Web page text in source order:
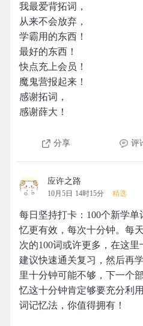
我最爱背拓词，
从来不会放弃，
学霸用的东西！
最好的东西！
快点充上会员！
魔鬼营报起来！
感谢拓词，
感谢薛大！
分享 评
应许之路
10月5日 14时15分 精选
每日坚持打卡：100个新学
忆更有效，每次十分钟。每
次的100词或许更多，在这
建议快速通关复习，然后再
里十分钟可能不够，下一个
忆这十分钟肯定够要充分利
词记忆法，你值得拥有！